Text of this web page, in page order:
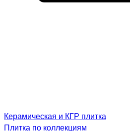
Керамическая и КГР плитка
Плитка по коллекциям